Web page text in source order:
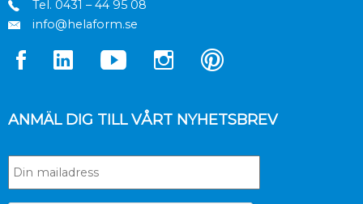
Tel. 0431 – 44 95 08
info@helaform.se
ANMÄL DIG TILL VÅRT NYHETSBREV